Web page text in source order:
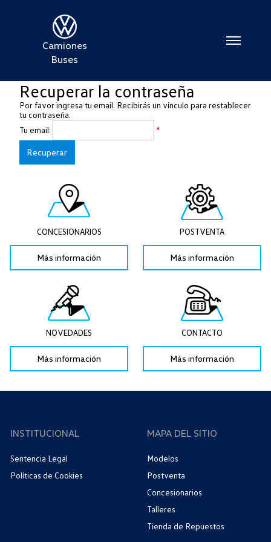
Camiones
Buses
Recuperar la contraseña
Por favor ingresa tu email. Recibirás un vínculo para restablecer
tu contraseña.
Tu email:
*
CONCESIONARIOS
Más información
POSTVENTA
Más información
NOVEDADES
Más información
CONTACTO
Más información
INSTITUCIONAL
Sentencia Legal
Políticas de Cookies
MAPA DEL SITIO
Modelos
Postventa
Concesionarios
Talleres
Tienda de Repuestos